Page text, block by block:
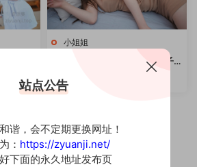
集 [持
小姐姐
7.52w
站点公告
谐，会不定期更换网址！
： https://zyuanji.net/
下面的永久地址发布页